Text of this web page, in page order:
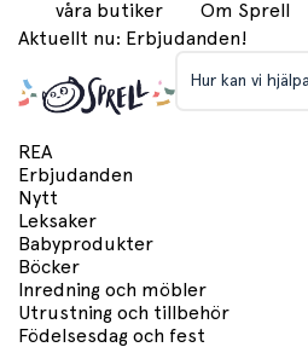
våra butiker Om Sprell
Aktuellt nu: Erbjudanden!
Hur kan vi
REA
Erbjudanden
Nytt
Leksaker
Babyprodukter
Böcker
Inredning och möbler
Utrustning och tillbehör
Födelsesdag och fest